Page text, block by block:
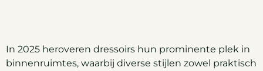
In 2025 heroveren dressoirs hun prominente plek in
binnenruimtes, waarbij diverse stijlen zowel praktisch